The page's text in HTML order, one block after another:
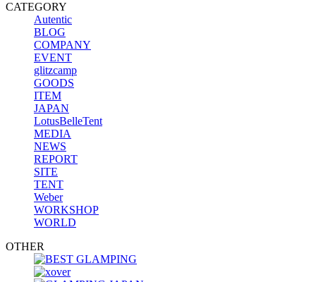
CATEGORY
Autentic
BLOG
COMPANY
EVENT
glitzcamp
GOODS
ITEM
JAPAN
LotusBelleTent
MEDIA
NEWS
REPORT
SITE
TENT
Weber
WORKSHOP
WORLD
OTHER